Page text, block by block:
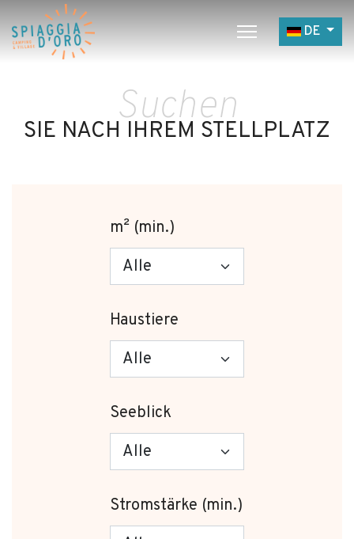
Sprache
DE
SIE NACH IHREM STELLPLATZ
Suchen
m² (min.)
Haustiere
Seeblick
Stromstärke (min.)
Village